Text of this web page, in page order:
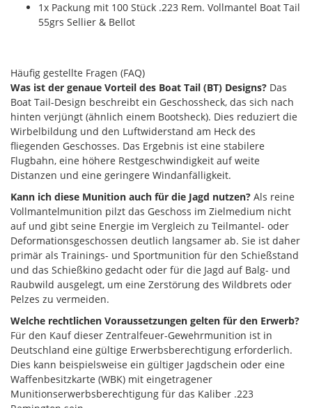
1x Packung mit 100 Stück .223 Rem. Vollmantel Boat Tail
55grs Sellier & Bellot
Häufig gestellte Fragen (FAQ)
Was ist der genaue Vorteil des Boat Tail (BT) Designs? Das
Boat Tail-Design beschreibt ein Geschossheck, das sich nach
hinten verjüngt (ähnlich einem Bootsheck). Dies reduziert die
Wirbelbildung und den Luftwiderstand am Heck des
fliegenden Geschosses. Das Ergebnis ist eine stabilere
Flugbahn, eine höhere Restgeschwindigkeit auf weite
Distanzen und eine geringere Windanfälligkeit.
Kann ich diese Munition auch für die Jagd nutzen? Als reine
Vollmantelmunition pilzt das Geschoss im Zielmedium nicht
auf und gibt seine Energie im Vergleich zu Teilmantel- oder
Deformationsgeschossen deutlich langsamer ab. Sie ist daher
primär als Trainings- und Sportmunition für den Schießstand
und das Schießkino gedacht oder für die Jagd auf Balg- und
Raubwild ausgelegt, um eine Zerstörung des Wildbrets oder
Pelzes zu vermeiden.
Welche rechtlichen Voraussetzungen gelten für den Erwerb?
Für den Kauf dieser Zentralfeuer-Gewehrmunition ist in
Deutschland eine gültige Erwerbsberechtigung erforderlich.
Dies kann beispielsweise ein gültiger Jagdschein oder eine
Waffenbesitzkarte (WBK) mit eingetragener
Munitionserwerbsberechtigung für das Kaliber .223